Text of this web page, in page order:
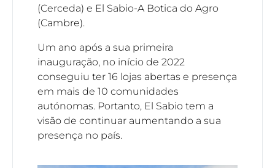
(Cerceda) e El Sabio-A Botica do Agro
(Cambre).
Um ano após a sua primeira
inauguração, no início de 2022
conseguiu ter 16 lojas abertas e presença
em mais de 10 comunidades
autónomas. Portanto, El Sabio tem a
visão de continuar aumentando a sua
presença no país.